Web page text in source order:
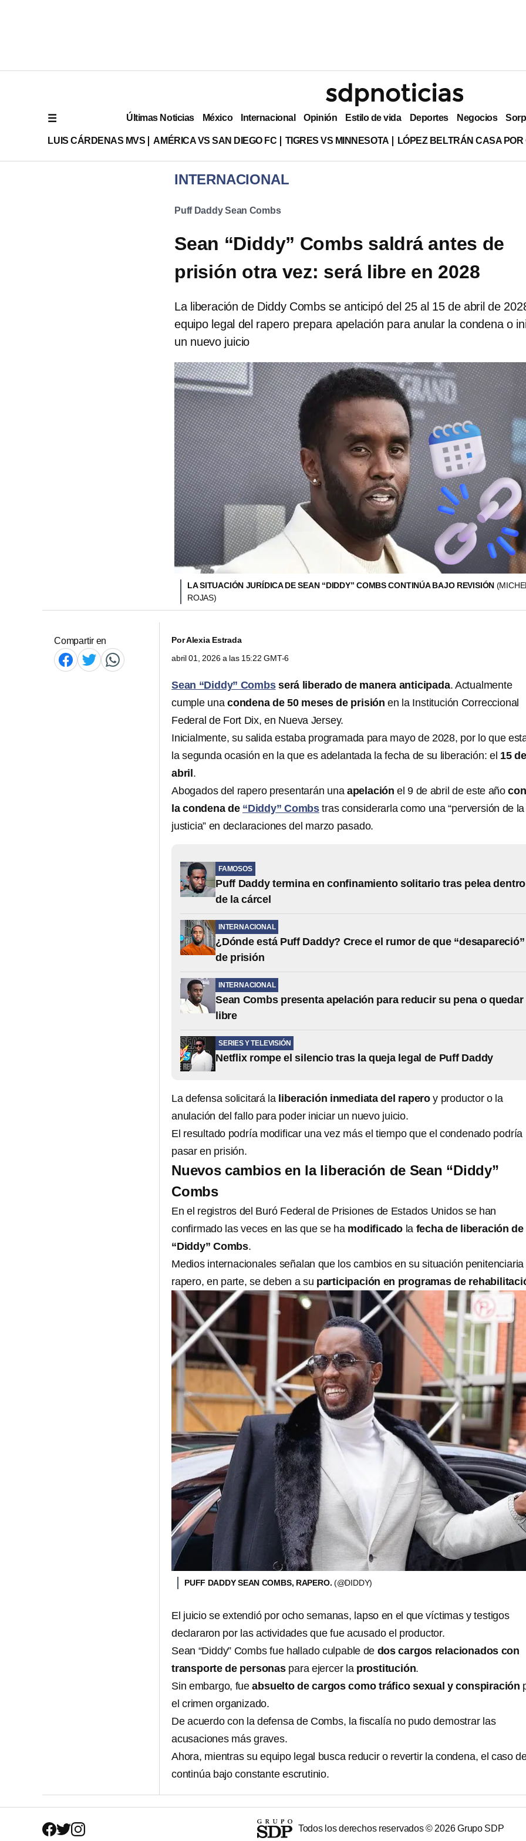
Últimas Noticias México Internacional Opinión Estilo de vida Deportes Negocios
LUIS CÁRDENAS MVS AMÉRICA VS SAN DIEGO FC TIGRES VS MINNESOTA LÓPEZ BELTRÁN CASA
INTERNACIONAL
Puff Daddy Sean Combs
Sean “Diddy” Combs saldrá antes de
prisión otra vez: será libre en 2028
La liberación de Diddy Combs se anticipó del 25 al 15 de abril de
equipo legal del rapero prepara apelación para anular la condena o
un nuevo juicio
LA SITUACIÓN JURÍDICA DE SEAN “DIDDY” COMBS CONTINÚA BAJO REVISIÓN
ROJAS)
Compartir en PorAlexia Estrada
abril 01, 2026 a las 15:22 GMT-6
Sean “Diddy” Combsserá liberado de manera anticipada. Actualmente
cumple unacondena de 50 meses de prisión en la Institución Correccional
Federal de Fort Dix, en Nueva Jersey.
Inicialmente, su salida estaba programada para mayo de 2028, por lo que
la segunda ocasión en la que es adelantada la fecha de su liberación: el 15 de
abril .
Abogados del rapero presentarán una apelación el 9 de abril de este año
la condena de “Diddy” Combs tras considerarla como una “perversión de la
justicia” en declaraciones del marzo pasado.
FAMOSOS
Puff Daddy termina en confinamiento solitario tras pelea dentro
de la cárcel
INTERNACIONAL
¿Dónde está Puff Daddy? Crece el rumor de que “desapareció”
de prisión
INTERNACIONAL
Sean Combs presenta apelación para reducir su pena o quedar
libre
SERIES Y TELEVISIÓN
Netflix rompe el silencio tras la queja legal de Puff Daddy
La defensa solicitará la liberación inmediata del rapero y productor o la
anulación del fallo para poder iniciar un nuevo juicio.
El resultado podría modificar una vez más el tiempo que el condenado podría
pasar en prisión.
Nuevos cambios en la liberación de Sean “Diddy”
Combs
En el registros del Buró Federal de Prisiones de Estados Unidos se han
confirmado las veces en las que se ha modificado la fecha de liberación de
“Diddy” Combs.
Medios internacionales señalan que los cambios en su situación penitenciaria
rapero, en parte, se deben a su participación en programas de
PUFF DADDY SEAN COMBS, RAPERO. (@DIDDY)
El juicio se extendió por ocho semanas, lapso en el que víctimas y testigos
declararon por las actividades que fue acusado el productor.
Sean “Diddy” Combs fue hallado culpable de dos cargos relacionados con
transporte de personaspara ejercer la prostitución.
Sin embargo, fueabsuelto de cargos como tráfico sexual y conspiración
el crimen organizado.
De acuerdo con la defensa de Combs, la fiscalía no pudo demostrar las
acusaciones más graves.
Ahora, mientras su equipo legal busca reducir o revertir la condena, el caso
continúa bajo constante escrutinio.
Todos los derechos reservados © 2026Grupo SDP